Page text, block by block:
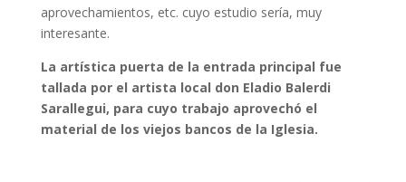
aprovechamientos, etc. cuyo estudio sería, muy
interesante.
La artística puerta de la entrada principal fue
tallada por el artista local don Eladio Balerdi
Sarallegui, para cuyo trabajo aprovechó el
material de los viejos bancos de la Iglesia.